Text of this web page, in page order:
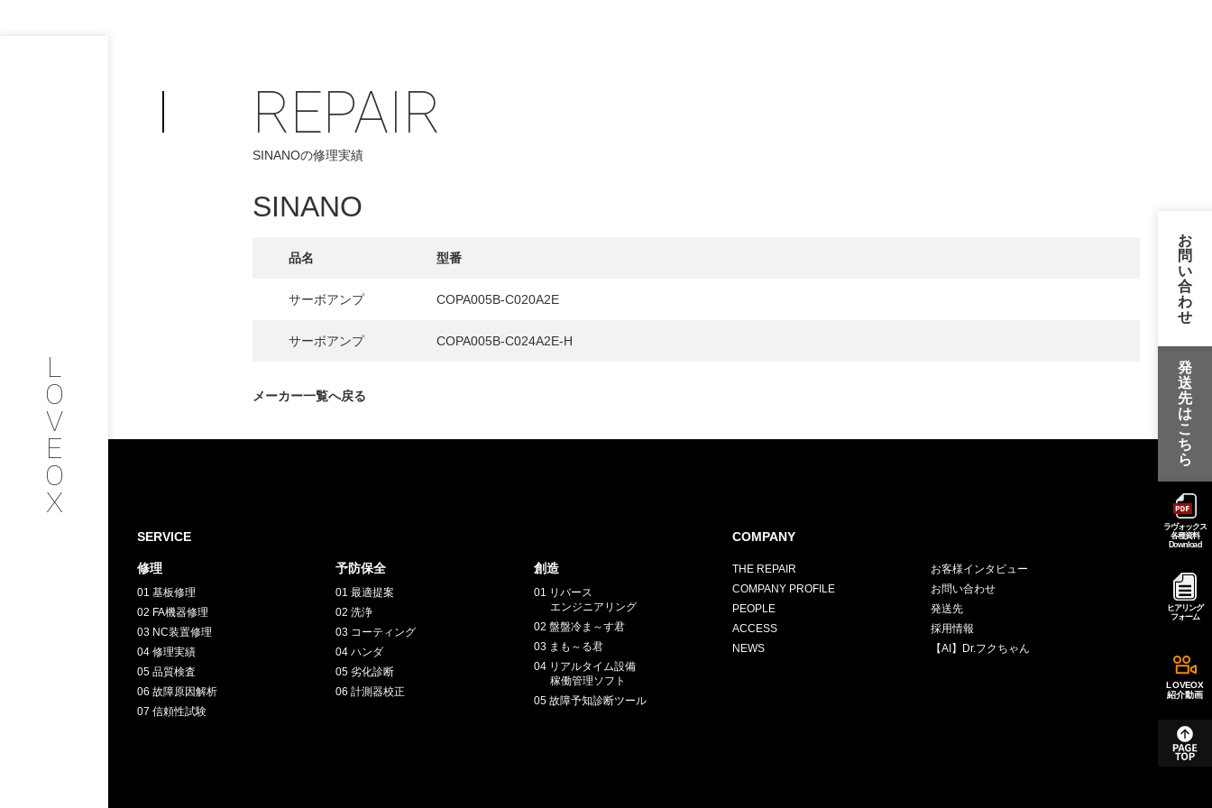
L
O
V
E
O
X
PHILOSOPHY
COMPANY
PROFILE
SERVICE
INTERVIEW
RECRUIT
採用情報
お
問
い
合
わ
せ
発
送
先
は
こ
ち
ら
ラヴォックス
各種資料
Download
ヒアリング
フォーム
LOVEOX
紹介動画
REPAIR
SINANOの修理実績
SINANO
品名 型番
サーボアンプ COPA005B-C020A2E
サーボアンプ COPA005B-C024A2E-H
メーカー一覧へ戻る
SERVICE
修理
01 基板修理
02 FA機器修理
03 NC装置修理
04 修理実績
05 品質検査
06 故障原因解析
07 信頼性試験
予防保全
01 最適提案
02 洗浄
03 コーティング
04 ハンダ
05 劣化診断
06 計測器校正
創造
01 リバース
エンジニアリング
02 盤盤冷ま～す君
03 まも～る君
04 リアルタイム設備
稼働管理ソフト
05 故障予知診断ツール
COMPANY
THE REPAIR
COMPANY PROFILE
PEOPLE
ACCESS
NEWS
お客様インタビュー
お問い合わせ
発送先
採用情報
【AI】Dr.フクちゃん